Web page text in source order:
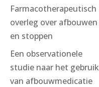
Farmacotherapeutisch
overleg over afbouwen
en stoppen
Een observationele
studie naar het gebruik
van afbouwmedicatie